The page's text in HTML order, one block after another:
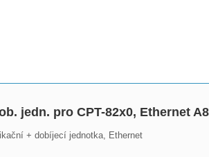
jedn. pro CPT-82x0, Ethernet
+ dobíjecí jednotka, Ethernet